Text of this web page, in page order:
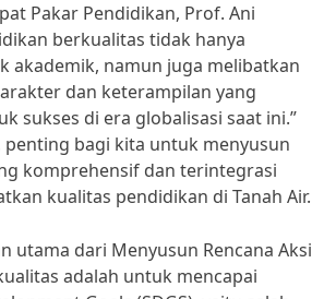
Pakar Pendidikan, Prof. Ani
berkualitas tidak hanya
akademik, namun juga melibatkan
dan keterampilan yang
sukses di era globalisasi saat ini.”
penting bagi kita untuk menyusun
komprehensif dan terintegrasi
kualitas pendidikan di Tanah Air.
utama dari Menyusun Rencana Aksi
adalah untuk mencapai